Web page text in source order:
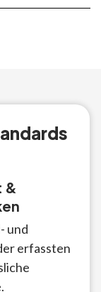
&
und
erfassten